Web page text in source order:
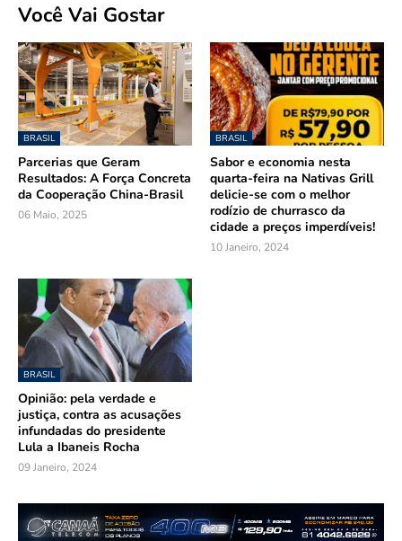
Você Vai Gostar
BRASIL
Parcerias que Geram
Resultados: A Força Concreta
da Cooperação China-Brasil
06 Maio, 2025
BRASIL
Sabor e economia nesta
quarta-feira na Nativas Grill
delicie-se com o melhor
rodízio de churrasco da
cidade a preços imperdíveis!
10 Janeiro, 2024
BRASIL
Opinião: pela verdade e
justiça, contra as acusações
infundadas do presidente
Lula a Ibaneis Rocha
09 Janeiro, 2024